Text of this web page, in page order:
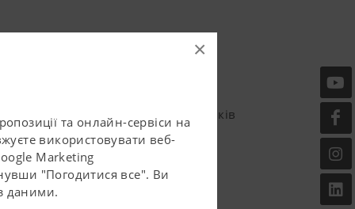
×
та онлайн-сервіси на
використовувати веб-
Marketing
"Погодитися все". Ви
даними.
цінність яєць та м’яса,
досягнути наступних показників